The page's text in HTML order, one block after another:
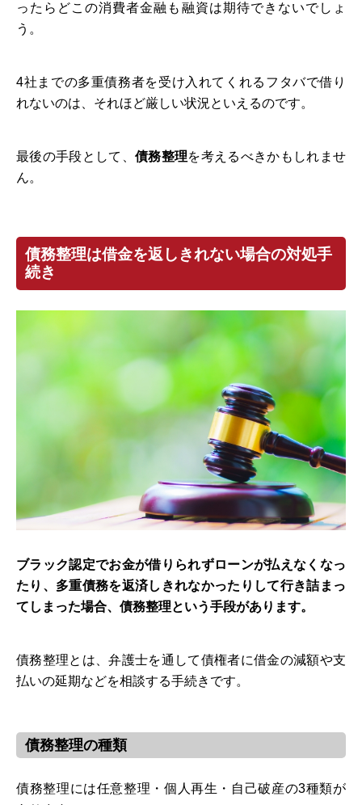
ったらどこの消費者金融も融資は期待できないでしょ
う。
4社までの多重債務者を受け入れてくれるフタバで借り
れないのは、それほど厳しい状況といえるのです。
最後の手段として、 債務整理を考えるべきかもしれませ
ん。
債務整理は借金を返しきれない場合の対処手
続き
ブラック認定でお金が借りられずローンが払えなくなっ
たり、多重債務を返済しきれなかったりして行き詰まっ
てしまった場合、債務整理という手段があります。
債務整理とは、弁護士を通して債権者に借金の減額や支
払いの延期などを相談する手続きです。
債務整理の種類
債務整理には任意整理・個人再生・自己破産の3種類が